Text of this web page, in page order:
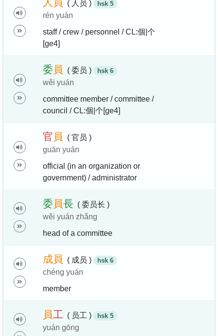
( 人员 ) hsk 5
rén yuán
staff / crew / personnel / CL:個|个
[ge4]
委員 ( 委员 ) hsk 6
wěi yuán
committee member / committee /
council / CL:個|个[ge4]
官 員
( 官员 )
guān yuán
official (in an organization or
government) / administrator
委員長 ( 委员长 )
wěi yuán zhǎng
head of a committee
成 員 ( 成员 ) hsk 6
chéng yuán
member
員工 ( 员工 ) hsk 5
yuán gōng